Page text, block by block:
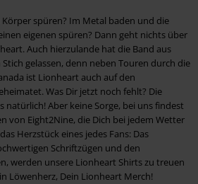
spüren? Im Metal baden und die
eigenen spüren? Dann geht nichts über
Auch hierzulande hat die Band aus
gelassen, denn neben Touren durch die
ist Lionheart auch auf den
Was Dir jetzt noch fehlt? Die
natürlich! Aber keine Sorge, bei uns findest
von Eight2Nine, die Dich bei jedem Wetter
Herzstück eines jedes Fans: Das
Schriftzügen und den
werden unsere Lionheart Shirts zu treuen
Löwenherz, Dein Lionheart Merch!